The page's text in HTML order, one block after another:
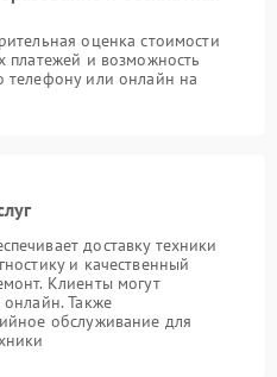
оценка стоимости
платежей и возможность
телефону или онлайн на
доставку техники
и качественный
Клиенты могут
онлайн. Также
обслуживание для